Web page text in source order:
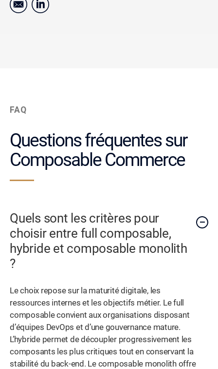
FAQ
Questions fréquentes sur
Composable Commerce
Quels sont les critères pour
choisir entre full composable,
hybride et composable monolith
?
Le choix repose sur la maturité digitale, les
ressources internes et les objectifs métier. Le full
composable convient aux organisations disposant
d’équipes DevOps et d’une gouvernance mature.
L’hybride permet de découpler progressivement les
composants les plus critiques tout en conservant la
stabilité du back-end. Le composable monolith offre